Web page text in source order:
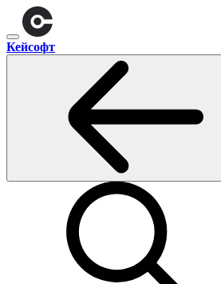
Кейсофт